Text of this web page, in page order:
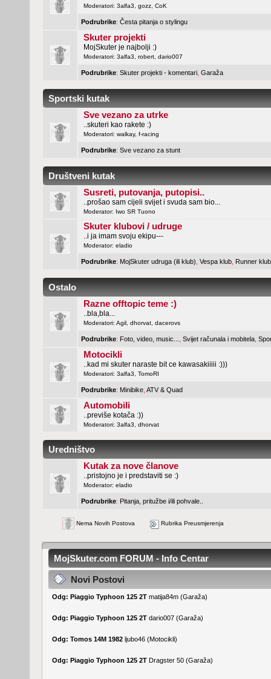
Moderatori: 3alfa3 gozz, CoK
Podrubrike: Česta pitanja o stylingu
Skuter projekti
MojSkuter je najbolji :)
Moderatori: 3alfa3 robert, dario007
Podrubrike: Skuter projekti - komentari Garaža
Sportski kutak
Sve vezano za utrke
..skuteri kao rakete :)
Moderatori: walkay, f-racing
Podrubrike: Sve vezano za stunt
Društveni kutak
Susreti, putovanja, putopisi..
..prošao sam cijeli svijet i svuda sam bio...
Moderator: Iwo SR Tuono
Skuter klubovi / udruge
..i ja imam svoju ekipu---
Moderator: eladio
Podrubrike: MojSkuter udruga (ili klub) Vespa klub Runner klub
Ostalo
Razne offtopic teme :)
..bla,bla...
Moderatori: Agil, dhorvat, dacerovs
Podrubrike: Foto, video, music... Svijet računala i mobitela
Motocikli
..kad mi skuter naraste bit ce kawasakiiiii :)))
Moderatori: 3alfa3 TomoRI
Podrubrike: Minibike ATV & Quad
Automobili
..previše kotača :))
Moderatori: 3alfa3 dhorvat
Uredništvo
Kutak za nove članove
..pristojno je i predstaviti se :)
Moderator: eladio
Podrubrike: Pitanja, pritužbe i/ili pohvale..
Nema Novih Postova Rubrika Preusmjerenja
MojSkuter.com FORUM - Info Centar
Novi Postovi
Odg: Piaggio Typhoon 125 2T matija84m(Garaža)
Odg: Piaggio Typhoon 125 2T dario007(Garaža)
Odg: Tomos 14M 1982 ljubo46(Motocikli)
Odg: Piaggio Typhoon 125 2T Dragster 50(Garaža)